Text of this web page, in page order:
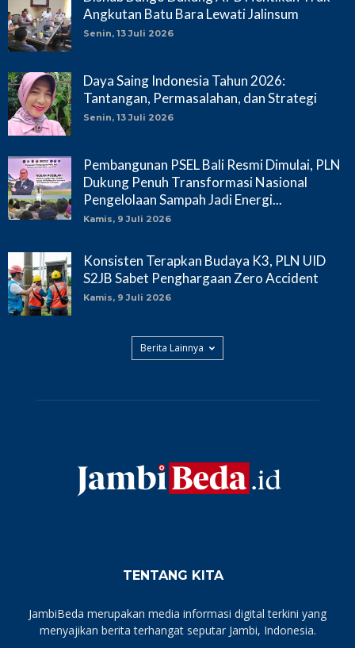
Angkutan Batu Bara Lewati Jalinsum
Senin, 13 Juli 2026
Daya Saing Indonesia Tahun 2026:
Tantangan, Permasalahan, dan Strategi
Senin, 13 Juli 2026
Pembangunan PSEL Bali Resmi Dimulai, PLN
Dukung Penuh Transformasi Nasional
Pengelolaan Sampah Jadi Energi...
Kamis, 9 Juli 2026
Konsisten Terapkan Budaya K3, PLN UID
S2JB Sabet Penghargaan Zero Accident
Kamis, 9 Juli 2026
Berita Lainnya
TENTANG KITA
JambiBeda merupakan media informasi digital terkini yang
menyajikan berita terhangat seputar Jambi, Indonesia.